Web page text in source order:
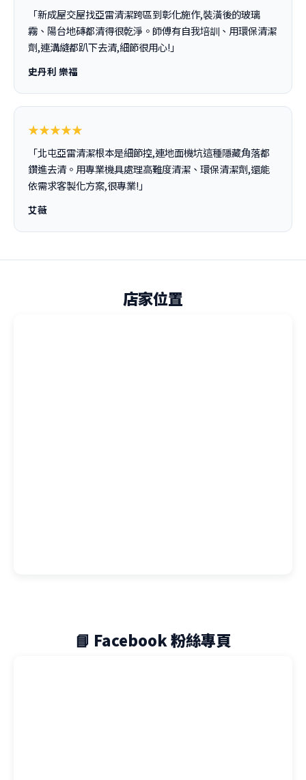
「新成屋交屋找亞雷清潔跨區到彰化施作,裝潢後的玻璃
霧、陽台地磚都清得很乾淨。師傅有自我培訓、用環保清潔
劑,連溝縫都趴下去清,細節很用心!」
史丹利 樂福
★★★★★
「北屯亞雷清潔根本是細節控,連地面機坑這種隱藏角落都
鑽進去清。用專業機具處理高難度清潔、環保清潔劑,還能
依需求客製化方案,很專業!」
艾薇
店家位置
📘 Facebook 粉絲專頁